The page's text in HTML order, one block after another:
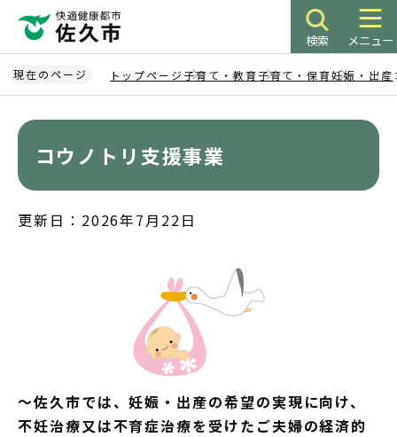
ペ
ー
ジ
検索 メニュー
現在のページ トップページ 子育て・教育子育て・保育妊娠・出産
コウノトリ支援事業
更新日：2026年7月22日
～佐久市では、妊娠・出産の希望の実現に向け、
不妊治療又は不育症治療を受けたご夫婦の経済的